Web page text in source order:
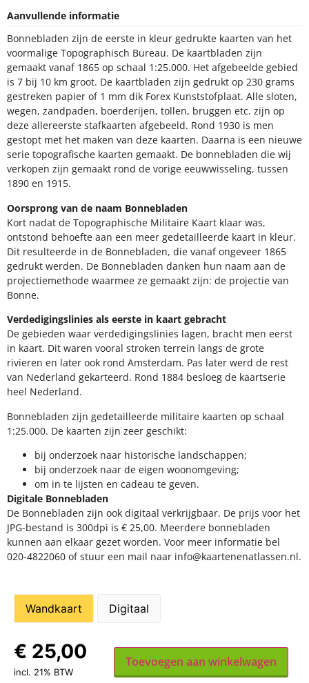
voormalige Topographisch Bureau. De kaartbladen zijn gemaakt
vanaf 1865 op schaal 1:25.000. Het afgebeelde gebied is 7 bij 10
km groot. De kaartbladen zijn gedrukt op 230 grams gestreken
papier of 1 mm dik Forex Kunststofplaat. Alle sloten, wegen,
zandpaden, boerderijen, tollen, bruggen etc. zijn op deze
allereerste stafkaarten afgebeeld. Rond 1930 is men gestopt met
het maken van deze kaarten. Daarna is een nieuwe serie
topografische kaarten gemaakt. De bonnebladen die wij verkopen
zijn gemaakt rond de vorige eeuwwisseling, tussen 1890 en 1915.
Oorsprong van de naam Bonnebladen
behoefte aan een meer gedetailleerde kaart in kleur. Dit
resulteerde in de Bonnebladen, die vanaf ongeveer 1865 gedrukt
werden. De Bonnebladen danken hun naam aan de
projectiemethode waarmee ze gemaakt zijn: de projectie van
Bonne.
Verdedigingslinies als eerste in kaart gebracht
kaart. Dit waren vooral stroken terrein langs de grote rivieren en
later ook rond Amsterdam. Pas later werd de rest van Nederland
gekarteerd. Rond 1884 besloeg de kaartserie heel Nederland.
Bonnebladen zijn gedetailleerde militaire kaarten op schaal
1:25.000. De kaarten zijn zeer geschikt:​
​bij onderzoek naar historische landschappen;
bij onderzoek naar de eigen woonomgeving;
om in te lijsten en cadeau te geven.
Digitale Bonnebladen
De Bonnebladen zijn ook digitaal verkrijgbaar. De prijs voor het
JPG-bestand is 300dpi is € 25,00. Meerdere bonnebladen kunnen
aan elkaar gezet worden. Voor meer informatie bel 020-4822060 of
stuur een mail naar info@kaartenenatlassen.nl.
Formaat
€25,00 Toevoegen aan winkelwagen